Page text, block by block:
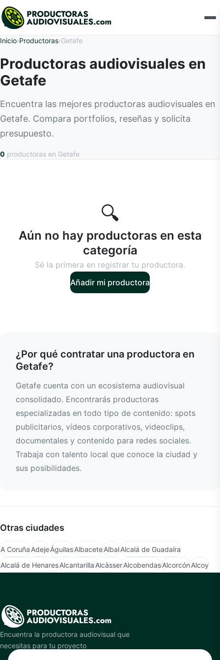
Inicio›Productoras›Getafe
Productoras audiovisuales en
Getafe
Encuentra las mejores productoras audiovisuales en
Getafe. Compara portfolios, reseñas y solicita
presupuesto.
0 productoras en Getafe
🔍
Aún no hay productoras en esta
categoría
Sé la primera en registrar tu productora.
Añadir mi productora
¿Por qué contratar una productora en
Getafe?
Getafe cuenta con un ecosistema audiovisual
consolidado. Encontrarás productoras
especializadas en todo tipo de contenido: spots
publicitarios, vídeos corporativos, videoclips,
documentales y contenido para redes sociales.
Trabaja con talento local que conoce la ciudad y
sus posibilidades.
Otras ciudades
A CoruñaAdejeÁguilasAlbaceteAlbalAlcalá de Guadaíra
Alcalá de HenaresAlcantarillaAlcàsserAlcobendasAlcorcónAlcoy
Encuentra la productora audiovisual que
necesitas para tu proyecto